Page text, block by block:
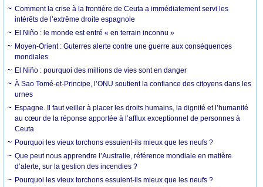
Comment la crise à la frontière de Ceuta a immédiatement servi les
intérêts de l’extrême droite espagnole
El Niño : le monde est entré « en terrain inconnu »
Moyen-Orient : Guterres alerte contre une guerre aux conséquences
mondiales
El Niño : pourquoi des millions de vies sont en danger
À Sao Tomé-et-Principe, l’ONU soutient la confiance des citoyens dans les
urnes
Espagne. Il faut veiller à placer les droits humains, la dignité et l’humanité
au cœur de la réponse apportée à l’afflux exceptionnel de personnes à
Ceuta
Pourquoi les vieux torchons essuient-ils mieux que les neufs ?
Que peut nous apprendre l’Australie, référence mondiale en matière
d’alerte, sur la gestion des incendies ?
Pourquoi les vieux torchons essuient-ils mieux que les neufs ?